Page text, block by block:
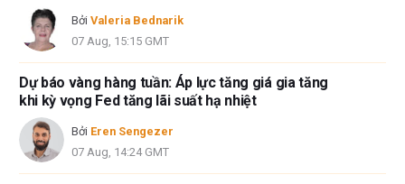
Bởi Valeria Bednarik
07 Aug, 15:15 GMT
Dự báo vàng hàng tuần: Áp lực tăng giá gia tăng
khi kỳ vọng Fed tăng lãi suất hạ nhiệt
Bởi Eren Sengezer
07 Aug, 14:24 GMT